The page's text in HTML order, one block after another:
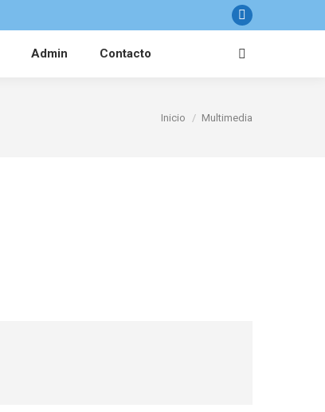
Facebook
Admin Contacto Buscar:
Estás aquí:
Inicio Multimedia